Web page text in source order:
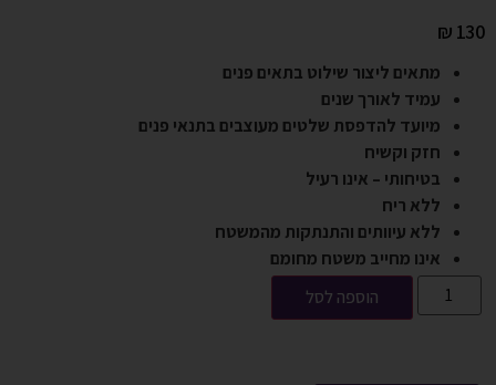
₪ 130
מתאים ליצור שילוט בתאים פנים
עמיד לאורך שנים
מיועד להדפסת שלטים מעוצבים בתנאי פנים
חזק וקשיח
בטיחותי – אינו רעיל
ללא ריח
ללא עיוותים והתנתקות מהמשטח
אינו מחייב משטח מחומם
הוספה לסל